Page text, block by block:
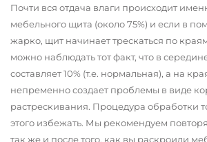
Почти вся отдача влаги происходит
мебельного щита (около 75%) и если в
жарко, щит начинает трескаться по
можно наблюдать тот факт, что в
составляет 10% (т.е. нормальная), а на
непременно создает проблемы в виде
растрескивания. Процедура обработки
этого избежать. Мы рекомендуем
так же и после того, как вы раскроили